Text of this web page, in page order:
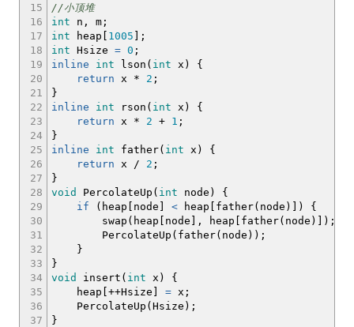
15
16
17
18
19
20
21
22
23
24
25
26
27
28
29
30
31
32
33
34
35
36
37
//小顶堆
int n, m ;
int heap 1005
;
int Hsize = 0 ;
inline
int lson ( int x )
{
return x * 2 ;
}
inline
int rson ( int x )
{
return x * 2 + 1 ;
}
inline
int father( int x )
{
return x / 2 ;
}
void
PercolateUp ( int node )
{
if
( heap node < heap father( node ) )
{
swap ( heap node , heap father( node ) ) ;
PercolateUp ( father( node ) ) ;
}
}
void
insert ( int x )
{
heap ++Hsize = x ;
PercolateUp ( Hsize ) ;
}